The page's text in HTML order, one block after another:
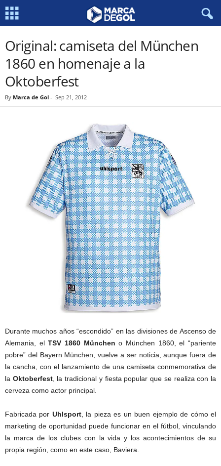
Original: camiseta del München
1860 en homenaje a la
Oktoberfest
By Marca de Gol - Sep 21, 2012
Durante muchos años “escondido” en las divisiones de Ascenso de
Alemania, elTSV 1860 München o München 1860, el “pariente
pobre” del Bayern München, vuelve a ser noticia, aunque fuera de
la cancha, con el lanzamiento de una camiseta conmemorativa de
la Oktoberfest, la tradicional y fiesta popular que se realiza con la
cerveza como actor principal.
Fabricada por Uhlsport, la pieza es un buen ejemplo de cómo el
marketing de oportunidad puede funcionar en el fútbol, vinculando
la marca de los clubes con la vida y los acontecimientos de su
propia región, como en este caso, Baviera.